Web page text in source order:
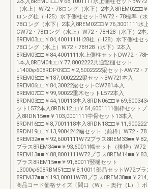
（水上）W72・78ロング（水下）2本入8REM02□□
ロング柱（H25）水下側柱セットBW72・78標準（水
78ロング（水下）2本入8REM02□□￥76,3001111水
CW72・78ロング（水上）W72・78H28（水下）2本
8REM03□□￥84,4001111H28柱（H28）水下側柱セ
78ロング（水上）W72・78H28（水下）2本入
8REM03□□￥84,4001111水上側柱セットDW72・
1本入8REM04□□￥77,8002222共通竪樋セット
L1400φ608RDP09□□￥2,5002222梁セットAW72・
8REM05□□￥187,0002222梁セットBW721本入
8REM06□□￥84,30022梁セットCW781本入
8REM07□□￥99,90022垂木セットL572本入
8RDN03□□￥44,100113本入8RDN06□□￥
ットL572本入8RDN12□□￥54,6001111側枠セット
入8RDN15■■￥103,0001111中骨セット13本入
8RDN16□□￥8,7001118本入8RDN18□□￥
8RDN19□□￥13,9004242幅セット（前枠）W72・78
8REM32■■￥92,6001111W72プラス8REM33■■￥
プラス8REM34■■￥93,60011幅セット（後枠）W72
8REM13■■￥88,8001111W72プラス8REM14■■￥
プラス8REM15■■￥91,80011竪樋セット
L3000φ608RBM51□□￥8,10011部品セットW72プラ
8REM37■■￥193,00011W78プラス8REM38■■￥
商品コード価格サイズ〔間口（W）－奥行（L）〕